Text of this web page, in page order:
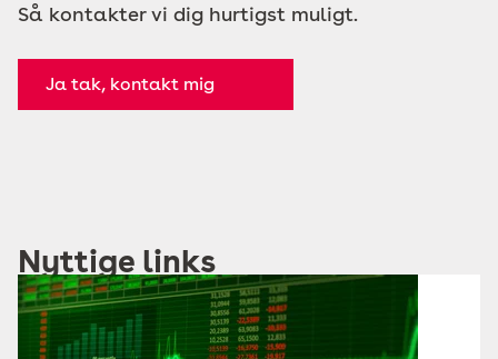
Så kontakter vi dig hurtigst muligt.
Ja tak, kontakt mig
Nyttige links